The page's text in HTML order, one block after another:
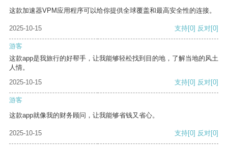
这款加速器VPM应用程序可以给你提供全球覆盖和最高安全性的连接。
2025-10-15 支持[0] 反对[0]
游客
这款app是我旅行的好帮手，让我能够轻松找到目的地，了解当地的风土
人情。
2025-10-15
支持[0] 反对[0]
游客
这款app就像我的财务顾问，让我能够省钱又省心。
2025-10-15 支持[0] 反对[0]